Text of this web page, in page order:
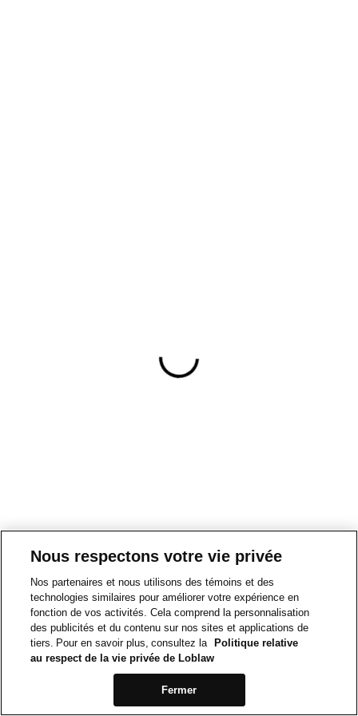
Nous respectons votre vie privée
Nos partenaires et nous utilisons des témoins et des
technologies similaires pour améliorer votre expérience en
fonction de vos activités. Cela comprend la personnalisation
des publicités et du contenu sur nos sites et applications de
tiers. Pour en savoir plus, consultez la
Politique relative
au respect de la vie privée de Loblaw
Fermer